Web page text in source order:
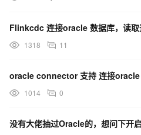
1318 11
oracle connector 支持 连接oracle
1014 0